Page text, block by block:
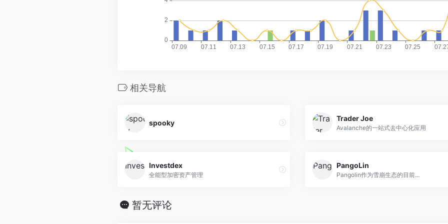
相关导航
spooky
Trader Joe
Avalanche的一站式去中心化应用
Investdex
全能型加密资产管理
PangoLin
Pangolin作为雪崩生态的目前...
暂无评论